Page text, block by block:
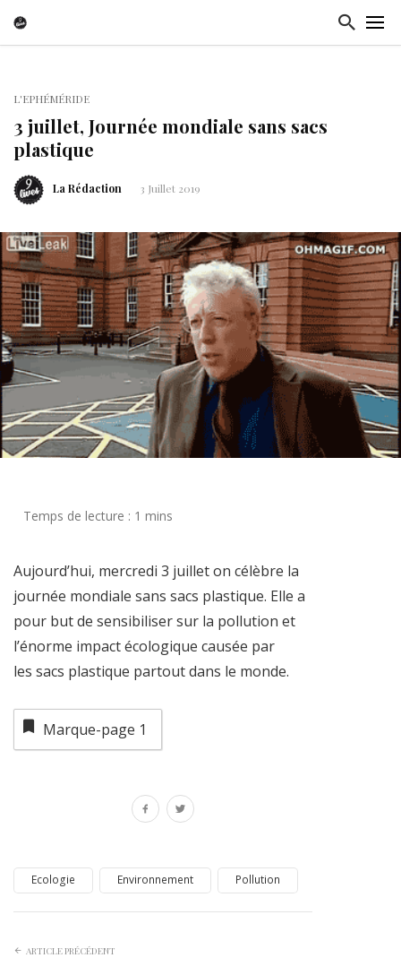
L'EPHÉMÉRIDE
3 juillet, Journée mondiale sans sacs
plastique
La Rédaction 3 Juillet 2019
Aujourd’hui, mercredi 3 juillet on célèbre la
journée mondiale sans sacs plastique. Elle a
pour but de sensibiliser sur la pollution et
l’énorme impact écologique causée par
les sacs plastique partout dans le monde.
Marque-page 1
Ecologie Environnement Pollution
ARTICLE PRÉCÉDENT